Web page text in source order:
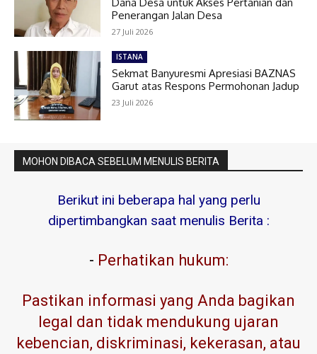
Penerangan Jalan Desa
27 Juli 2026
ISTANA
Sekmat Banyuresmi Apresiasi BAZNAS
Garut atas Respons Permohonan Jadup
23 Juli 2026
MOHON DIBACA SEBELUM MENULIS BERITA
Berikut ini beberapa hal yang perlu
dipertimbangkan saat menulis Berita :
- Perhatikan hukum:
Pastikan informasi yang Anda bagikan
legal dan tidak mendukung ujaran
kebencian, diskriminasi, kekerasan, atau